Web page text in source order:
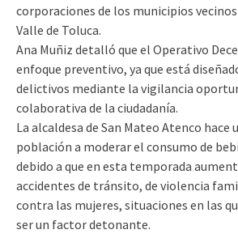
corporaciones de los municipios
Valle de Toluca.
Ana Muñiz detalló que el Operativo
enfoque preventivo, ya que está
delictivos mediante la vigilancia
colaborativa de la ciudadanía.
La alcaldesa de San Mateo Atenco hace
población a moderar el consumo de
debido a que en esta temporada
accidentes de tránsito, de violencia
contra las mujeres, situaciones en las
ser un factor detonante.